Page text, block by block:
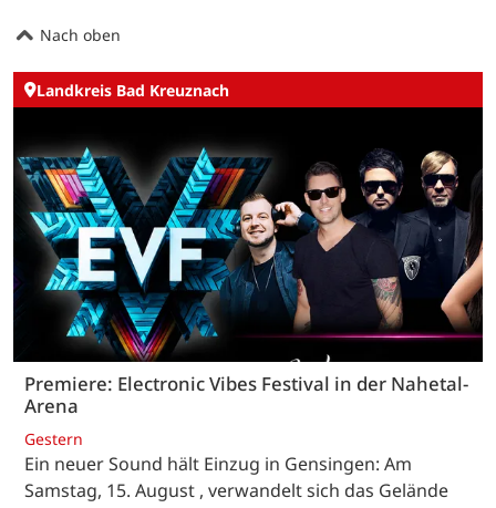
Nach oben
Landkreis Bad Kreuznach
Premiere: Electronic Vibes Festival in der Nahetal-
Arena
Gestern
Ein neuer Sound hält Einzug in Gensingen: Am
Samstag, 15. August , verwandelt sich das Gelände